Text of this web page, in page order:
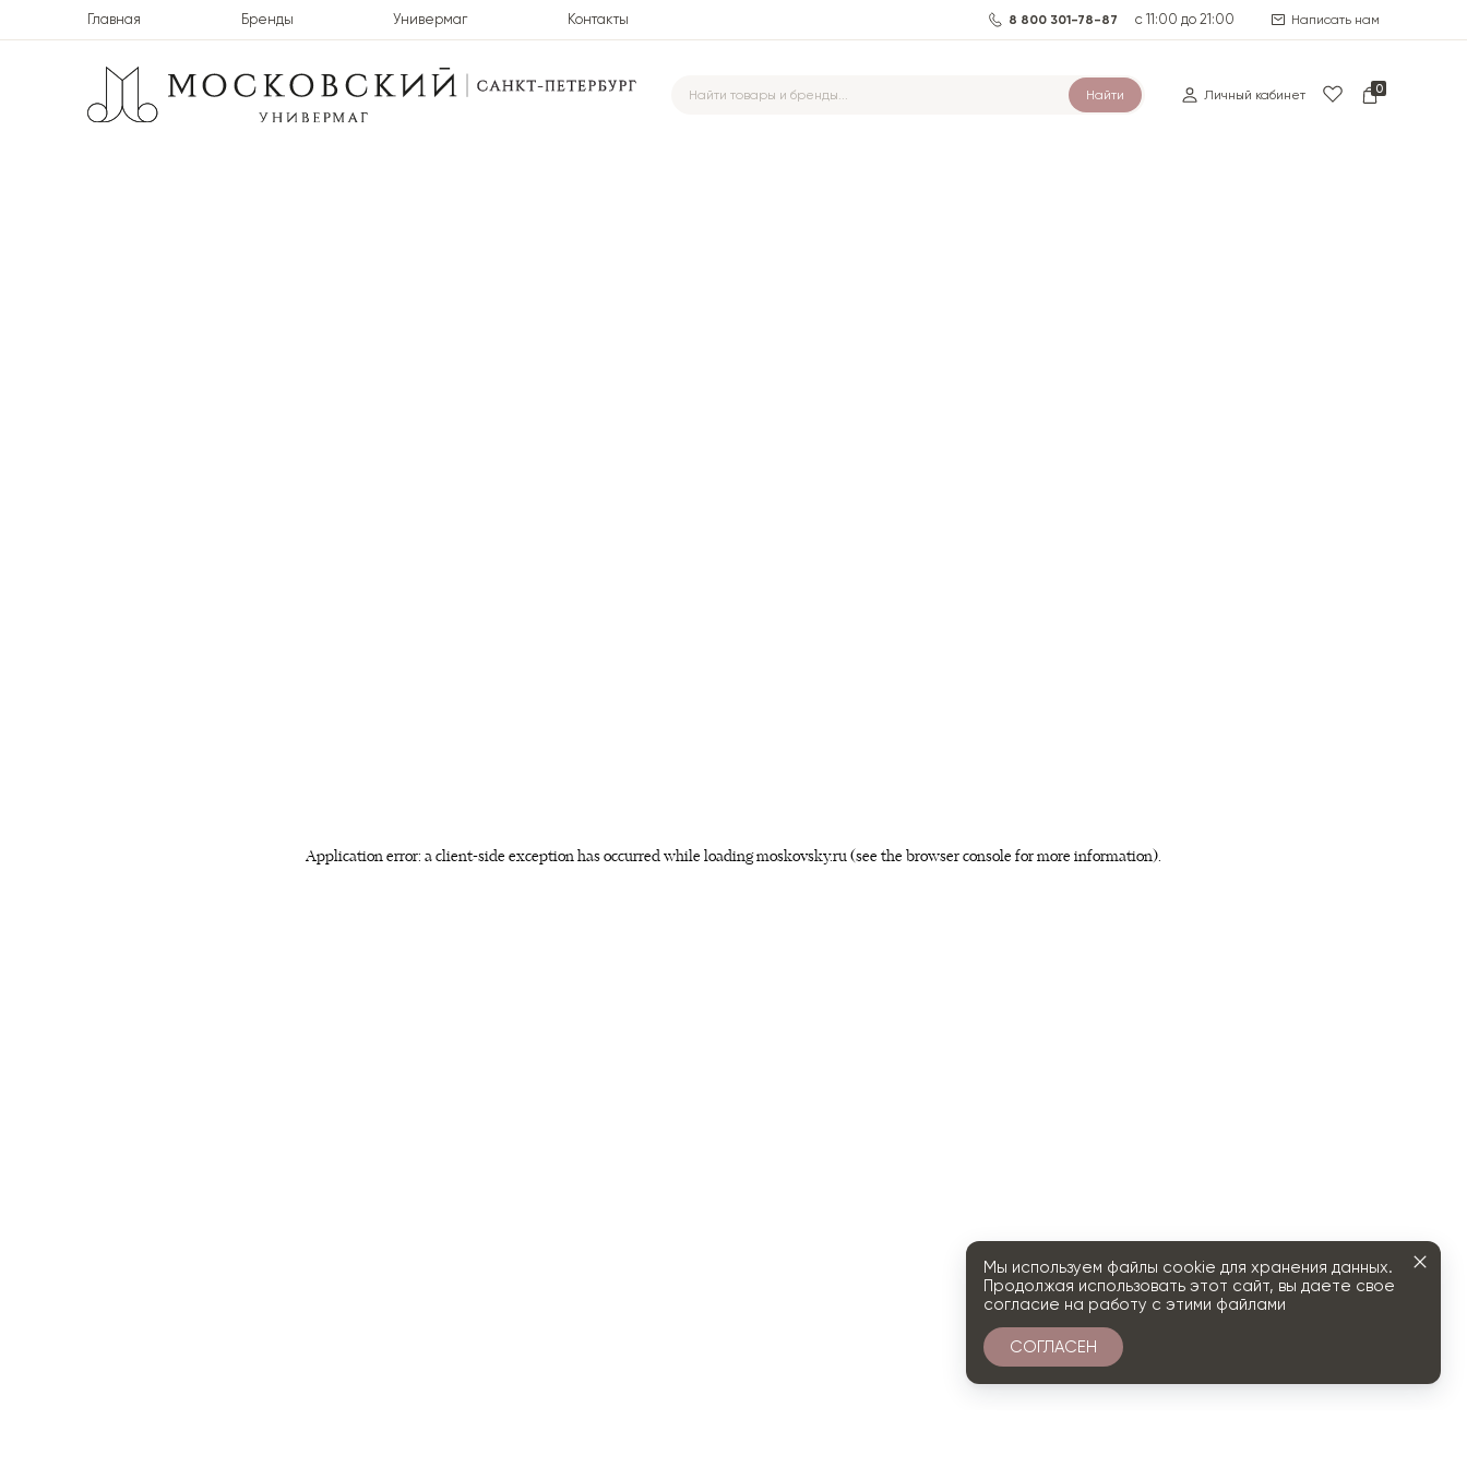
Главная Бренды Универмаг Контакты 8 800 301-78-87 с 11:00 до 21:00 Написать нам
Найти Личный кабинет 0
Application error: a client-side exception has occurred while loadingmoskovsky.ru (see the browser console for more information).
Мы используем файлы cookie для хранения данных.
Продолжая использовать этот сайт, вы даете свое
согласие на работу с этими файлами
СОГЛАСЕН